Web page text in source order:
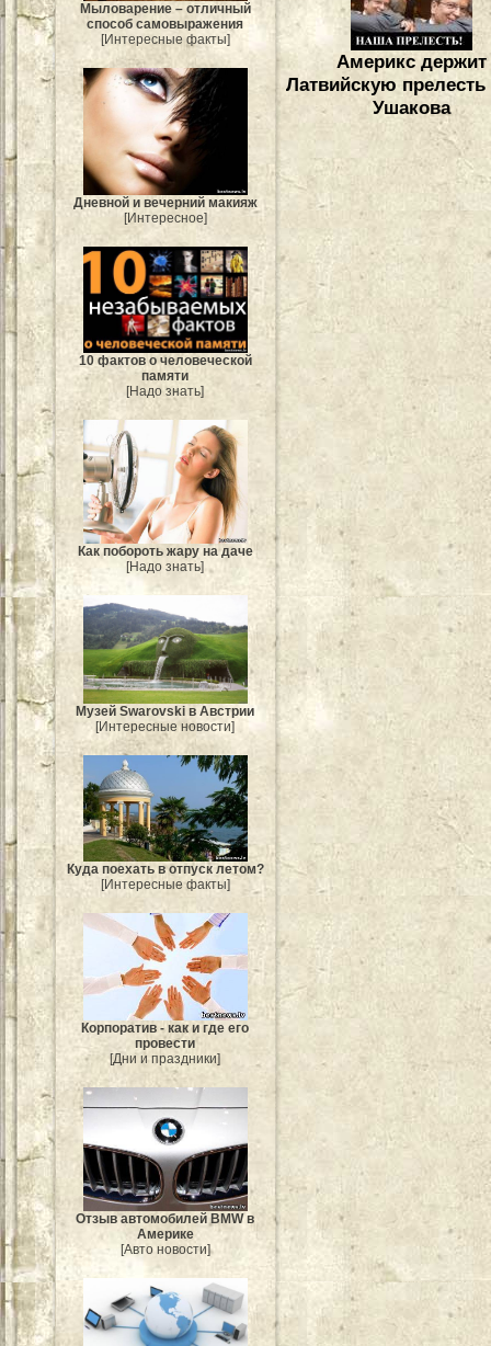
Мыловарение – отличный
способ самовыражения
[Интересные факты]
Дневной и вечерний макияж
[Интересное]
10 фактов о человеческой
памяти
[Надо знать]
Как побороть жару на даче
[Надо знать]
Музей Swarovski в Австрии
[Интересные новости]
Куда поехать в отпуск летом?
[Интересные факты]
Корпоратив - как и где его
провести
[Дни и праздники]
Отзыв автомобилей BMW в
Америке
[Авто новости]
Америкс держит
Латвийскую
Ушакова